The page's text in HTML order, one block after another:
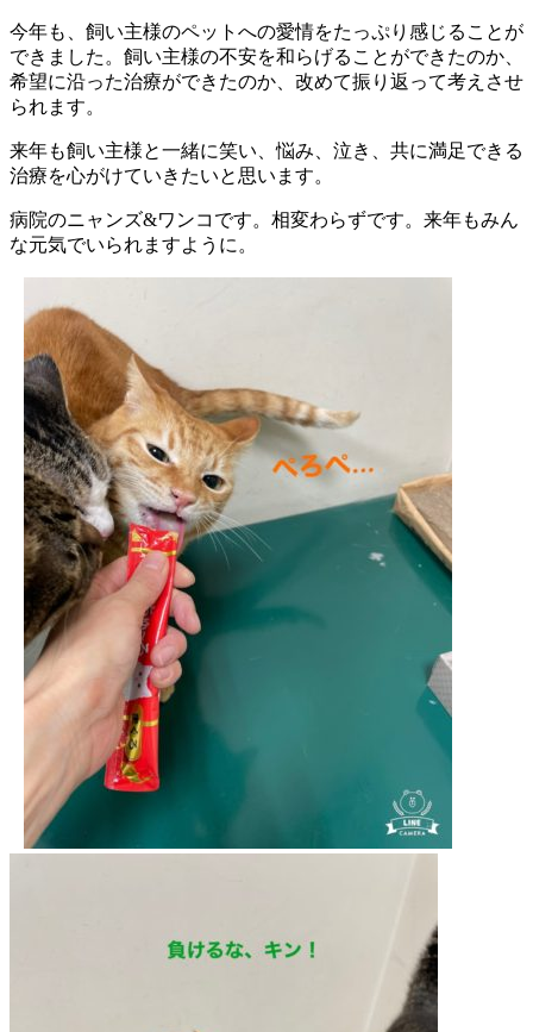
今年も、飼い主様のペットへの愛情をたっぷり感じることが
できました。飼い主様の不安を和らげることができたのか、
希望に沿った治療ができたのか、改めて振り返って考えさせ
られます。
来年も飼い主様と一緒に笑い、悩み、泣き、共に満足できる
治療を心がけていきたいと思います。
病院のニャンズ&ワンコです。相変わらずです。来年もみん
な元気でいられますように。